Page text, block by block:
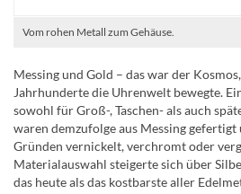
Vom rohen Metall zum Gehäuse.
Messing und Gold – das war der
Jahrhunderte die Uhrenwelt bewegte.
sowohl für Groß-, Taschen- als auch
waren demzufolge aus Messing
Gründen vernickelt, verchromt oder
Materialauswahl steigerte sich über
das heute als das kostbarste aller